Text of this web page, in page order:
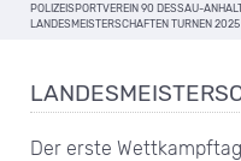
POLIZEISPORTVEREIN 90 DESSAU-ANHALT
LANDESMEISTERSCHAFTEN TURNEN 2025
Der erste